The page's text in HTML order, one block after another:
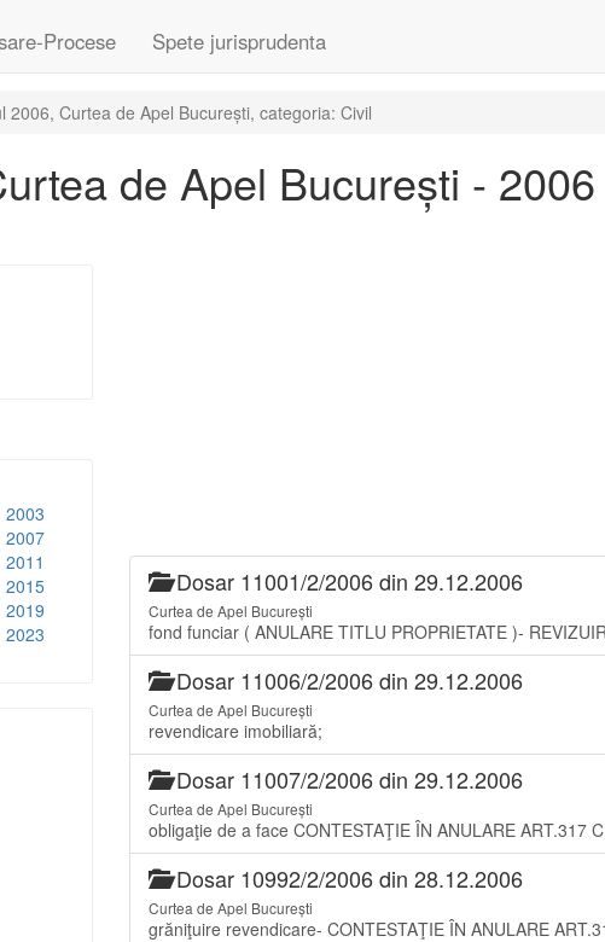
Procese Spete jurisprudenta
2006, Curtea de Apel București, categoria: Civil
de Apel București - 2006
2003
2007
2011
2015
2019
2023
Dosar 11001/2/2006 din 29.12.2006
Curtea de Apel București
fond funciar ( ANULARE TITLU PROPRIETATE )-
Dosar 11006/2/2006 din 29.12.2006
Curtea de Apel București
revendicare imobiliară;
Dosar 11007/2/2006 din 29.12.2006
Curtea de Apel București
obligaţie de a face CONTESTAŢIE ÎN ANULARE ART.317
Dosar 10992/2/2006 din 28.12.2006
Curtea de Apel București
grăniţuire revendicare- CONTESTAŢIE ÎN ANULARE